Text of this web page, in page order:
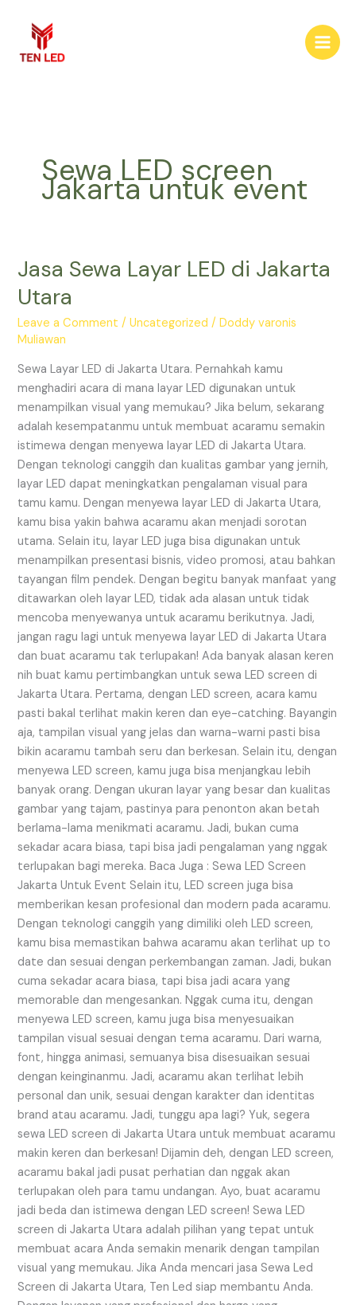
content
Sewa LED screen
Jakarta untuk event
Jasa Sewa Layar LED di Jakarta
Utara
Leave a Comment /Uncategorized /Doddy varonis
Muliawan
Sewa Layar LED di Jakarta Utara. Pernahkah kamu
menghadiri acara di mana layar LED digunakan untuk
menampilkan visual yang memukau? Jika belum, sekarang
adalah kesempatanmu untuk membuat acaramu semakin
istimewa dengan menyewa layar LED di Jakarta Utara.
Dengan teknologi canggih dan kualitas gambar yang jernih,
layar LED dapat meningkatkan pengalaman visual para
tamu kamu. Dengan menyewa layar LED di Jakarta Utara,
kamu bisa yakin bahwa acaramu akan menjadi sorotan
utama. Selain itu, layar LED juga bisa digunakan untuk
menampilkan presentasi bisnis, video promosi, atau bahkan
tayangan film pendek. Dengan begitu banyak manfaat yang
ditawarkan oleh layar LED, tidak ada alasan untuk tidak
mencoba menyewanya untuk acaramu berikutnya. Jadi,
jangan ragu lagi untuk menyewa layar LED di Jakarta Utara
dan buat acaramu tak terlupakan! Ada banyak alasan keren
nih buat kamu pertimbangkan untuk sewa LED screen di
Jakarta Utara. Pertama, dengan LED screen, acara kamu
pasti bakal terlihat makin keren dan eye-catching. Bayangin
aja, tampilan visual yang jelas dan warna-warni pasti bisa
bikin acaramu tambah seru dan berkesan. Selain itu, dengan
menyewa LED screen, kamu juga bisa menjangkau lebih
banyak orang. Dengan ukuran layar yang besar dan kualitas
gambar yang tajam, pastinya para penonton akan betah
berlama-lama menikmati acaramu. Jadi, bukan cuma
sekadar acara biasa, tapi bisa jadi pengalaman yang nggak
terlupakan bagi mereka. Baca Juga : Sewa LED Screen
Jakarta Untuk Event Selain itu, LED screen juga bisa
memberikan kesan profesional dan modern pada acaramu.
Dengan teknologi canggih yang dimiliki oleh LED screen,
kamu bisa memastikan bahwa acaramu akan terlihat up to
date dan sesuai dengan perkembangan zaman. Jadi, bukan
cuma sekadar acara biasa, tapi bisa jadi acara yang
memorable dan mengesankan. Nggak cuma itu, dengan
menyewa LED screen, kamu juga bisa menyesuaikan
tampilan visual sesuai dengan tema acaramu. Dari warna,
font, hingga animasi, semuanya bisa disesuaikan sesuai
dengan keinginanmu. Jadi, acaramu akan terlihat lebih
personal dan unik, sesuai dengan karakter dan identitas
brand atau acaramu. Jadi, tunggu apa lagi? Yuk, segera
sewa LED screen di Jakarta Utara untuk membuat acaramu
makin keren dan berkesan! Dijamin deh, dengan LED screen,
acaramu bakal jadi pusat perhatian dan nggak akan
terlupakan oleh para tamu undangan. Ayo, buat acaramu
jadi beda dan istimewa dengan LED screen! Sewa LED
screen di Jakarta Utara adalah pilihan yang tepat untuk
membuat acara Anda semakin menarik dengan tampilan
visual yang memukau. Jika Anda mencari jasa Sewa Led
Screen di Jakarta Utara, Ten Led siap membantu Anda.
Jasa
Layar
LED
di
Utara